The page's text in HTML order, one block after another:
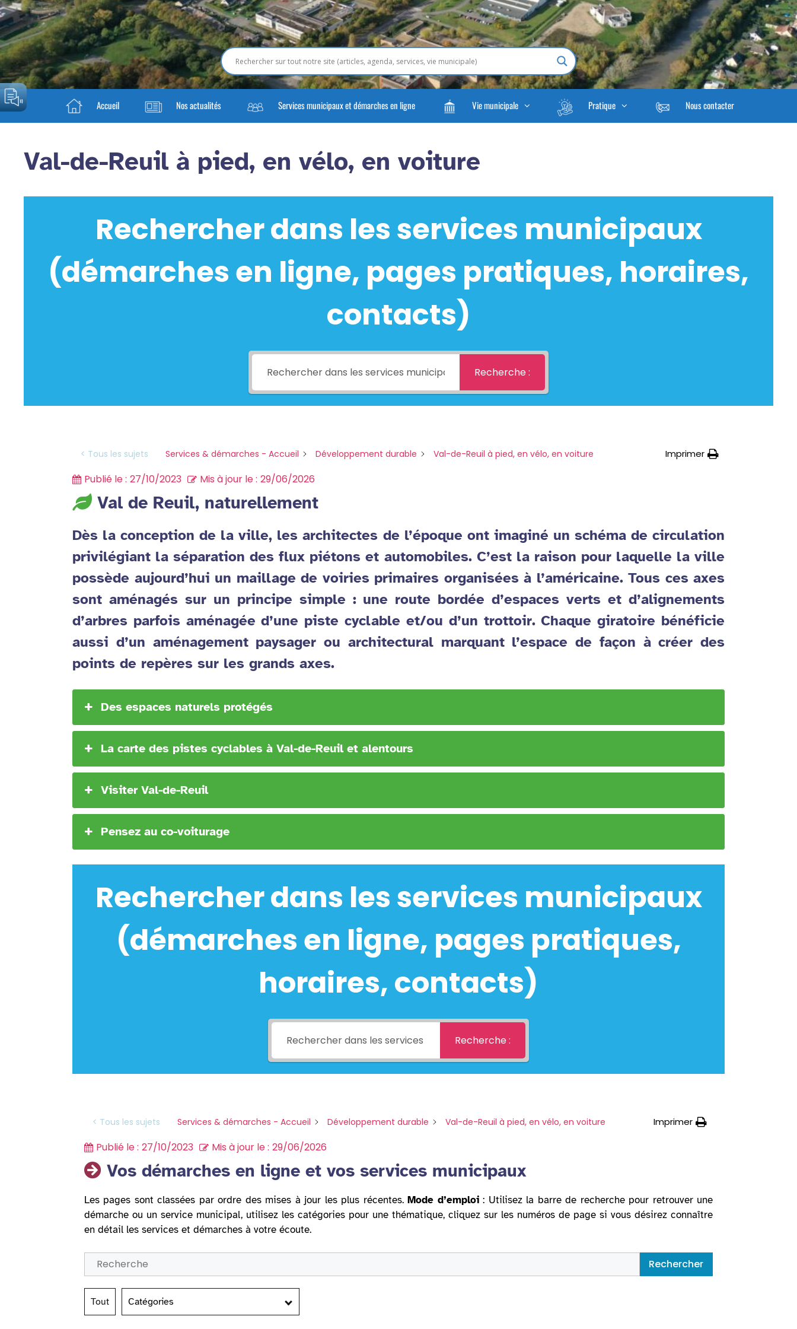
Accueil Nos actualités Services municipaux et démarches en ligne Vie municipale Pratique Nous contacter
Val-de-Reuil à pied, en vélo, en voiture
Rechercher dans les services municipaux
(démarches en ligne, pages pratiques, horaires,
contacts)
Recherche :
< Tous les sujets Services & démarches - Accueil Développement durable Val-de-Reuil à pied, en vélo, en voiture Imprimer
Publié le : 27/10/2023 Mis à jour le : 29/06/2026
Val de Reuil, naturellement
Dès la conception de la ville, les architectes de l’époque ont imaginé un schéma de circulation
privilégiant la séparation des flux piétons et automobiles. C’est la raison pour laquelle la ville
possède aujourd’hui un maillage de voiries primaires organisées à l’américaine. Tous ces axes
sont aménagés sur un principe simple : une route bordée d’espaces verts et d’alignements
d’arbres parfois aménagée d’une piste cyclable et/ou d’un trottoir. Chaque giratoire bénéficie
aussi d’un aménagement paysager ou architectural marquant l’espace de façon à créer des
points de repères sur les grands axes.
Des espaces naturels protégés
La carte des pistes cyclables à Val-de-Reuil et alentours
Visiter Val-de-Reuil
Pensez au co-voiturage
Rechercher dans les services municipaux
(démarches en ligne, pages pratiques,
horaires, contacts)
Recherche :
< Tous les sujets Services & démarches - Accueil Développement durable Val-de-Reuil à pied, en vélo, en voiture Imprimer
Publié le : 27/10/2023 Mis à jour le : 29/06/2026
Vos démarches en ligne et vos services municipaux
Les pages sont classées par ordre des mises à jour les plus récentes.Mode d’emploi: Utilisez la barre de recherche pour retrouver une
démarche ou un service municipal, utilisez les catégories pour une thématique, cliquez sur les numéros de page si vous désirez connaître
en détail les services et démarches à votre écoute.
Rechercher
Tout Catégories